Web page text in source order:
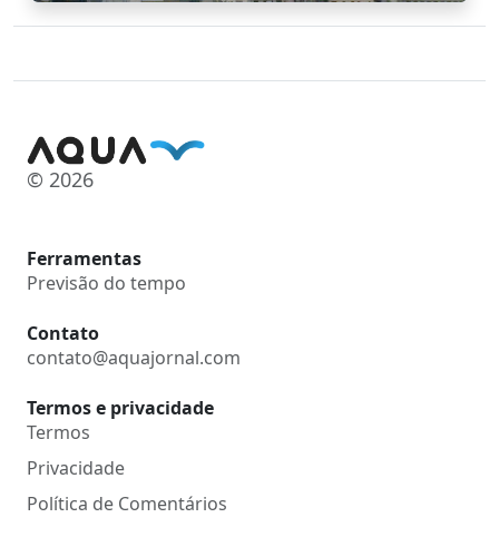
© 2026
Ferramentas
Previsão do tempo
Contato
contato@aquajornal.com
Termos e privacidade
Termos
Privacidade
Política de Comentários